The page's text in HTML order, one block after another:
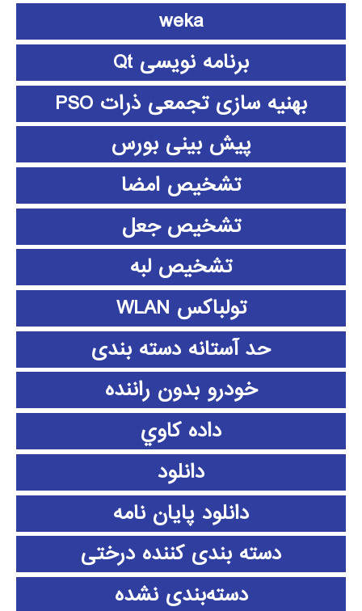
weka
برنامه نویسی Qt
بهنیه سازی تجمعی ذرات PSO
پیش بینی بورس
تشخیص امضا
تشخیص جعل
تشخیص لبه
تولباکس WLAN
حد آستانه دسته بندی
خودرو بدون راننده
داده كاوي
دانلود
دانلود پايان نامه
دسته بندی کننده درختی
دسته‌بندی نشده